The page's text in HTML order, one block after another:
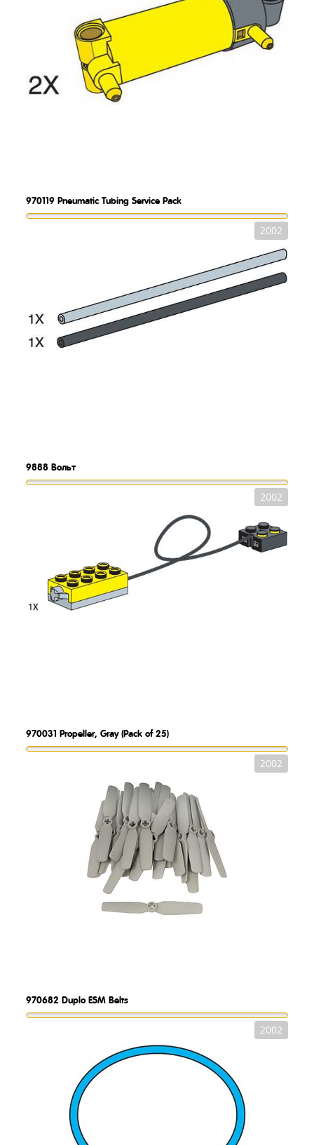
970119 Pneumatic Tubing Service Pack
2002
9888 Вольт
2002
970031 Propeller, Gray (Pack of 25)
2002
970682 Duplo ESM Belts
2002